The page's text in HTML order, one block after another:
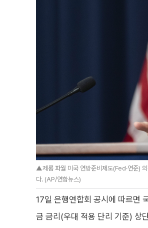
▲제롬 파월 미국 연방준비제도(Fed·연준)
다. (AP/연합뉴스)
17일 은행연합회 공시에 따르면
금 금리(우대 적용 단리 기준) 상